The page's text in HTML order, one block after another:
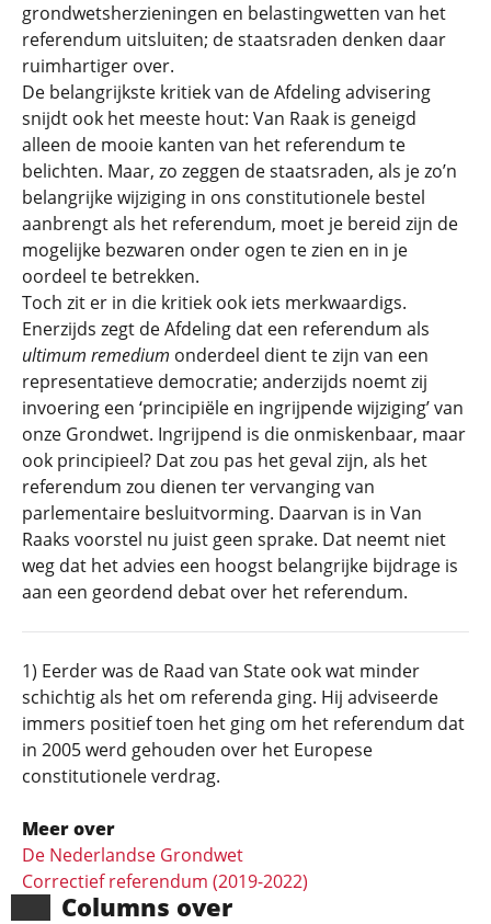
grondwetsherzieningen en belastingwetten van het
referendum uitsluiten; de staatsraden denken daar
ruimhartiger over.
De belangrijkste kritiek van de Afdeling advisering
snijdt ook het meeste hout: Van Raak is geneigd
alleen de mooie kanten van het referendum te
belichten. Maar, zo zeggen de staatsraden, als je zo’n
belangrijke wijziging in ons constitutionele bestel
aanbrengt als het referendum, moet je bereid zijn de
mogelijke bezwaren onder ogen te zien en in je
oordeel te betrekken.
Toch zit er in die kritiek ook iets merkwaardigs.
Enerzijds zegt de Afdeling dat een referendum als
ultimum remedium onderdeel dient te zijn van een
representatieve democratie; anderzijds noemt zij
invoering een ‘principiële en ingrijpende wijziging’ van
onze Grondwet. Ingrijpend is die onmiskenbaar, maar
ook principieel? Dat zou pas het geval zijn, als het
referendum zou dienen ter vervanging van
parlementaire besluitvorming. Daarvan is in Van
Raaks voorstel nu juist geen sprake. Dat neemt niet
weg dat het advies een hoogst belangrijke bijdrage is
aan een geordend debat over het referendum.
1) Eerder was de Raad van State ook wat minder
schichtig als het om referenda ging. Hij adviseerde
immers positief toen het ging om het referendum dat
in 2005 werd gehouden over het Europese
constitutionele verdrag.
Meer over
De Nederlandse Grondwet
Correctief referendum (2019-2022)
Columns over